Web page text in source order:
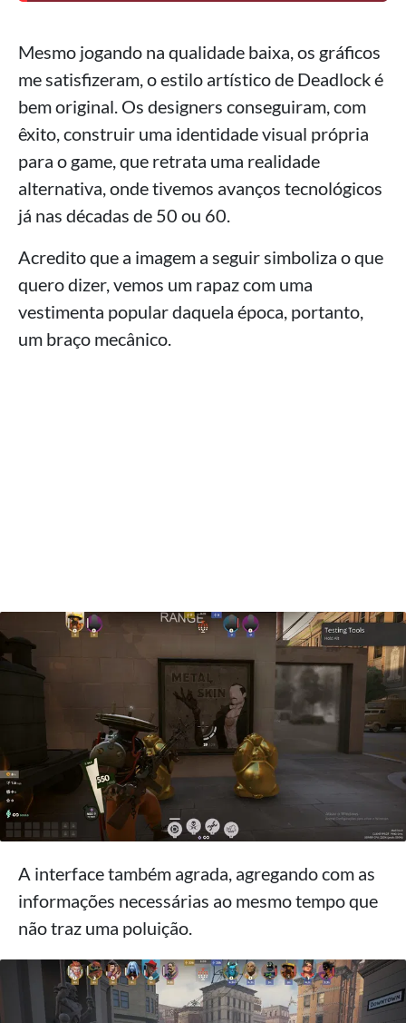
Mesmo jogando na qualidade baixa, os gráficos
me satisfizeram, o estilo artístico de Deadlock é
bem original. Os designers conseguiram, com
êxito, construir uma identidade visual própria
para o game, que retrata uma realidade
alternativa, onde tivemos avanços tecnológicos
já nas décadas de 50 ou 60.
Acredito que a imagem a seguir simboliza o que
quero dizer, vemos um rapaz com uma
vestimenta popular daquela época, portanto,
um braço mecânico.
A interface também agrada, agregando com as
informações necessárias ao mesmo tempo que
não traz uma poluição.